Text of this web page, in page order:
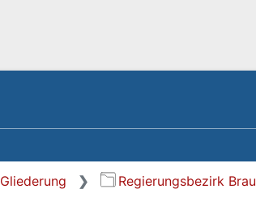
Gliederung Regierungsbezirk